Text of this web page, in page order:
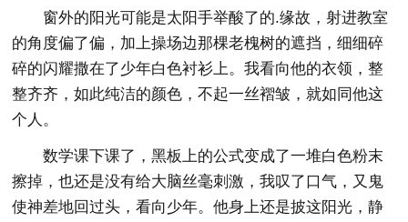
窗外的阳光可能是太阳手举酸了的.缘故，射进教室
的角度偏了偏，加上操场边那棵老槐树的遮挡，细细碎
碎的闪耀撒在了少年白色衬衫上。我看向他的衣领，整
整齐齐，如此纯洁的颜色，不起一丝褶皱，就如同他这
个人。
数学课下课了，黑板上的公式变成了一堆白色粉末
擦掉，也还是没有给大脑丝毫刺激，我叹了口气，又鬼
使神差地回过头，看向少年。他身上还是披这阳光，静